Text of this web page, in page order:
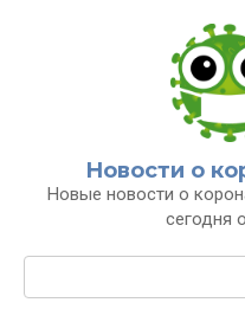
Новости о
Новые новости о
сегодня